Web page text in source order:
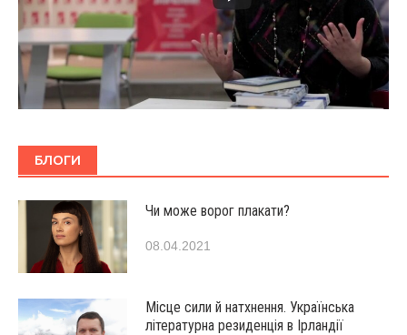
БЛОГИ
Чи може ворог плакати?
08.04.2021
Місце сили й натхнення. Українська
літературна резиденція в Ірландії